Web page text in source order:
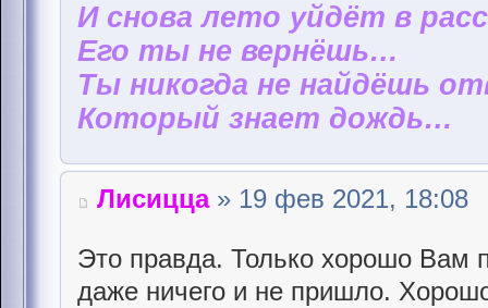
И снова лето уйдёт в
Его ты не вернёшь…
Ты никогда не найдёшь
Который знает дождь…
Лисицца» 19 фев 2021, 18:08
Это правда. Только хорошо Вам
даже ничего и не пришло.